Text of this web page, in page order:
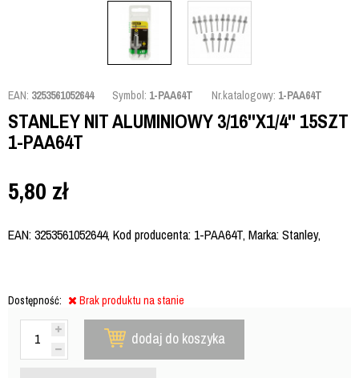
EAN: 3253561052644 Symbol: 1-PAA64T Nr.katalogowy: 1-PAA64T
STANLEY NIT ALUMINIOWY 3/16''X1/4'' 15SZT
1-PAA64T
5,80 zł
EAN: 3253561052644, Kod producenta: 1-PAA64T, Marka: Stanley,
Dostępność: Brak produktu na stanie
dodaj do koszyka